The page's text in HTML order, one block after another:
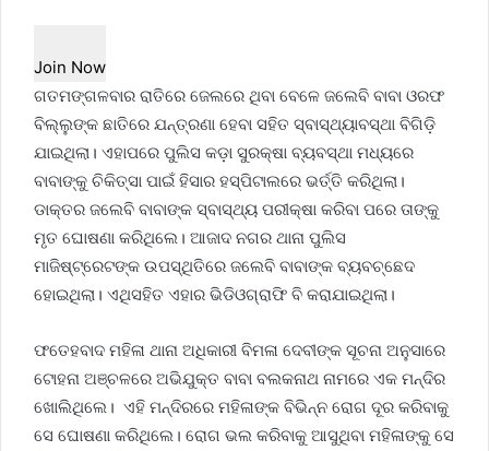
Join Now
ଗତମଙ୍ଗଳବାର ରାତିରେ ଜେଲରେ ଥିବା ‌ବେଳେ ‌ଜଲେବି ବାବା ଓରଫ
ବିଲ୍ଲୁଙ୍କ ଛାତିରେ ଯନ୍ତ୍ରଣା ହେବା ସହିତ ସ୍ବାସ୍ଥ୍ୟାବସ୍ଥା ବିଗିଡ଼ି
ଯାଇଥିଲା। ଏହାପରେ ପୁଲିସ କଡ଼ା ସୁରକ୍ଷା ବ୍ୟବସ୍ଥା ମଧ୍ୟ‌ରେ
ବାବ‌ାଙ୍କୁ ଚିକିତ୍ସା ପାଇଁ ହିସାର ହସ୍ପିଟାଲରେ ଭର୍ତ୍ତି କରିଥିଲା।
ଡାକ୍ତର ଜଲେବି ବାବାଙ୍କ ସ୍ବାସ୍ଥ୍ୟ ପରୀକ୍ଷା କରିବା ପରେ ତାଙ୍କୁ
ମୃତ ଘୋଷଣା କରିଥିଲେ। ଆଜାଦ ନଗର ଥାନା ପୁଲିସ
ମାଜିଷ୍ଟ୍ରେଟଙ୍କ ଉପସ୍ଥିତିରେ ଜଲେବି ବାବାଙ୍କ ବ୍ୟବ‌ଚ୍ଛେଦ
ହୋଇଥିଲା। ଏଥିସହିତ ଏହାର ଭିଡିଓଗ୍ରାଫି ବି କରାଯାଇଥିଲା।
ଫତେହବାଦ ମହିଳା ଥାନା ଅଧିକାରୀ ବିମଳା ଦେବୀଙ୍କ ସୂଚନା ଅନୁସାରେ
ଟୋହନା ଅଞ୍ଚଳରେ ଅଭିଯୁକ୍ତ ବାବା ବଲକନାଥ ନାମରେ ଏକ ମନ୍ଦିର
ଖୋଲିଥିଲେ। ଏହି ମନ୍ଦିରରେ ମହିଳାଙ୍କ ବିଭିନ୍ନ ରୋଗ ଦୂର କରିବାକୁ
ସେ ଘୋଷଣା କରିଥିଲେ। ରୋଗ ଭଲ କରିବାକୁ ଆସୁଥିବା ମହିଳାଙ୍କୁ ସେ